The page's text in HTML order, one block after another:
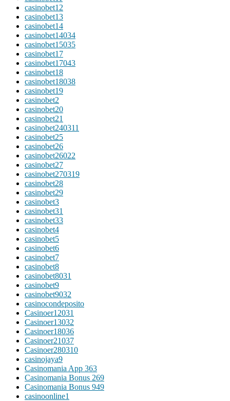
casinobet12
casinobet13
casinobet14
casinobet14034
casinobet15035
casinobet17
casinobet17043
casinobet18
casinobet18038
casinobet19
casinobet2
casinobet20
casinobet21
casinobet240311
casinobet25
casinobet26
casinobet26022
casinobet27
casinobet270319
casinobet28
casinobet29
casinobet3
casinobet31
casinobet33
casinobet4
casinobet5
casinobet6
casinobet7
casinobet8
casinobet8031
casinobet9
casinobet9032
casinocondeposito
Casinoer12031
Casinoer13032
Casinoer18036
Casinoer21037
Casinoer280310
casinojaya9
Casinomania App 363
Casinomania Bonus 269
Casinomania Bonus 949
casinoonline1